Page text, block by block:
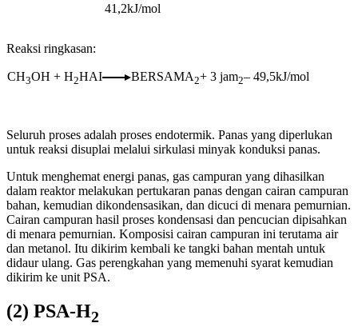
41,2kJ/mol
Reaksi ringkasan:
CH3OH + H2HAI BERSAMA2+ 3 jam2– 49,5kJ/mol
Seluruh proses adalah proses endotermik. Panas yang diperlukan
untuk reaksi disuplai melalui sirkulasi minyak konduksi panas.
Untuk menghemat energi panas, gas campuran yang dihasilkan
dalam reaktor melakukan pertukaran panas dengan cairan campuran
bahan, kemudian dikondensasikan, dan dicuci di menara pemurnian.
Cairan campuran hasil proses kondensasi dan pencucian dipisahkan
di menara pemurnian. Komposisi cairan campuran ini terutama air
dan metanol. Itu dikirim kembali ke tangki bahan mentah untuk
didaur ulang. Gas perengkahan yang memenuhi syarat kemudian
dikirim ke unit PSA.
(2) PSA-H2